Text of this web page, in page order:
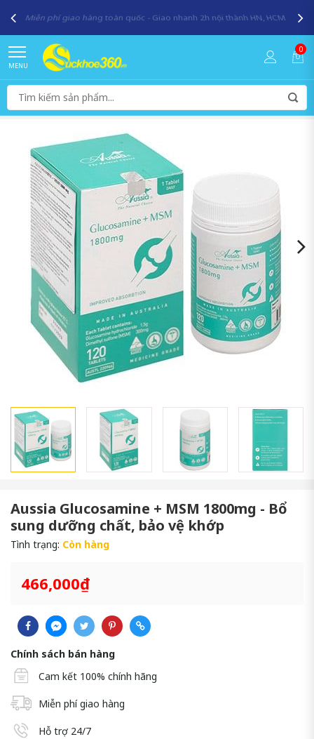
Miễn phí giao hàng toàn quốc - Giao nhanh 2h nội thành HN, HCM
MENU
0
Aussia Glucosamine + MSM 1800mg - Bổ
sung dưỡng chất, bảo vệ khớp
Tình trạng: Còn hàng
466,000₫
Chính sách bán hàng
Cam kết 100% chính hãng
Miễn phí giao hàng
Hỗ trợ 24/7